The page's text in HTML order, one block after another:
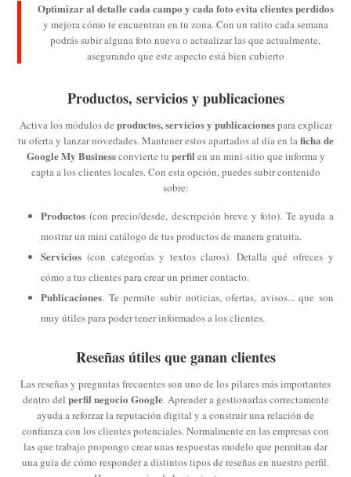
Optimizar al detalle cada campo y cada foto evita clientes perdidos
y mejora cómo te encuentran en tu zona. Con un ratito cada semana
podrás subir alguna foto nueva o actualizar las que actualmente,
asegurando que este aspecto está bien cubierto
Productos, servicios y publicaciones
Activa los módulos de productos, servicios y publicacionespara explicar
tu oferta y lanzar novedades. Mantener estos apartados al día en laficha de
Google My Businessconvierte tu perfil en un mini-sitio que informa y
capta a los clientes locales. Con esta opción, puedes subir contenido
sobre:
Productos (con precio/desde, descripción breve y foto). Te ayuda a
mostrar un mini catálogo de tus productos de manera gratuita.
Servicios (con categorías y textos claros). Detalla qué ofreces y
cómo a tus clientes para crear un primer contacto.
Publicaciones. Te permite subir noticias, ofertas, avisos... que son
muy útiles para poder tener informados a los clientes.
Reseñas útiles que ganan clientes
Las reseñas y preguntas frecuentes son uno de los pilares más importantes
dentro del perfil negocio Google. Aprender a gestionarlas correctamente
ayuda a reforzar la reputación digital y a construir una relación de
confianza con los clientes potenciales. Normalmente en las empresas con
las que trabajo propongo crear unas respuestas modelo que permitan dar
una guía de cómo responder a distintos tipos de reseñas en nuestro perfil.